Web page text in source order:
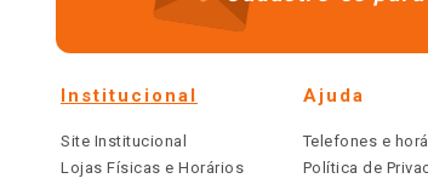
Institucional
Site Institucional
Lojas Físicas e Horários
Ajuda
Telefones e
Política de